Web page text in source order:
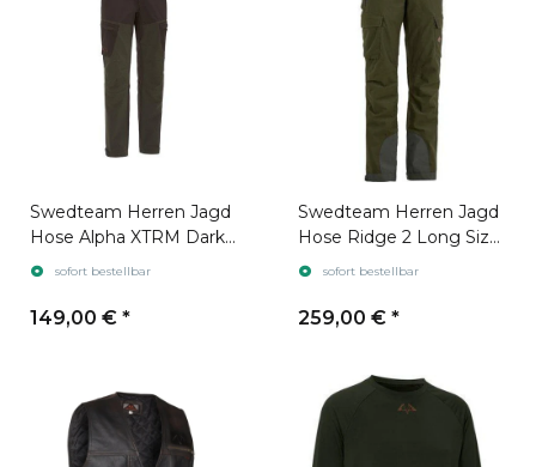
Swedteam Herren Jagd
Hose Alpha XTRM Dark
Brownsofort bestellbar
149,00 € *
Swedteam Herren Jagd
Hose Ridge 2 Long Size
Forest Green
sofort bestellbar
259,00 € *